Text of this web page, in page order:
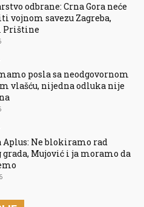
odbrane: Crna Gora neće
vojnom savezu Zagreba,
Prištine
posla sa neodgovornom
vlašću, nijedna odluka nije
Aplus: Ne blokiramo rad
grada, Mujović i ja moramo da